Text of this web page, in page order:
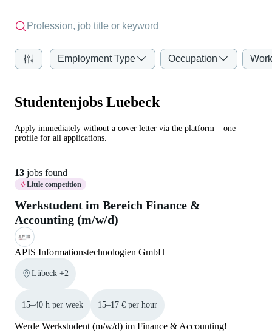
Employment Type Occupation
Studentenjobs Luebeck
Apply immediately without a cover letter via the platform – one
profile for all applications.
13 jobs found
Little competition
Werkstudent im Bereich Finance &
Accounting (m/w/d)
APIS Informationstechnologien GmbH
Lübeck +2
15–40 h per week 15–17 € per hour
Werde Werkstudent (m/w/d) im Finance & Accounting!